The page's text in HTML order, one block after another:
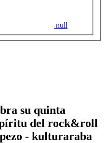
null
su quinta
del rock&roll
- kulturaraba